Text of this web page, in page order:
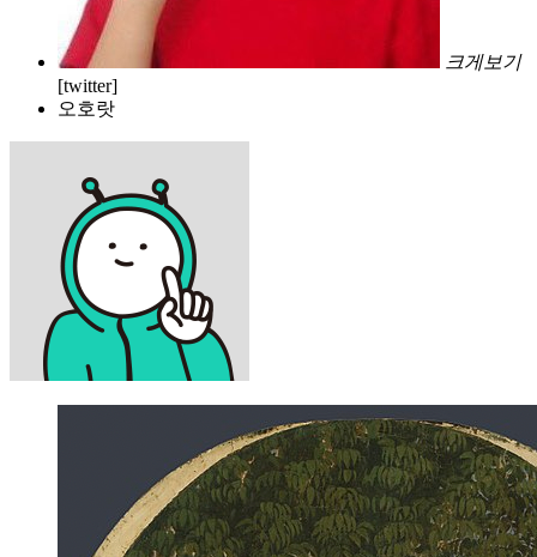
크게보기
[twitter]
오호랏